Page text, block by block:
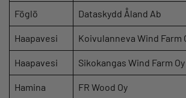
Föglö Dataskydd Åland Ab
Haapavesi Koivulanneva Wind Farm
Haapavesi Sikokangas Wind Farm Oy
Hamina FR Wood Oy